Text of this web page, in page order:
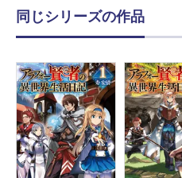
同じシリーズの作品